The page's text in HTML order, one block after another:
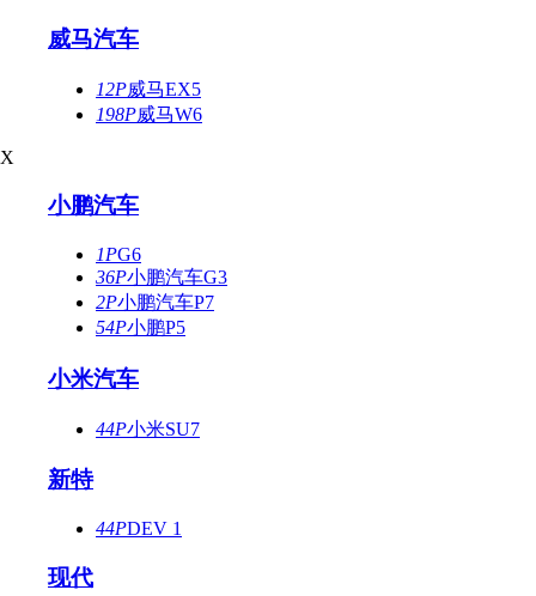
威马汽车
12P威马EX5
198P威马W6
X
小鹏汽车
1PG6
36P小鹏汽车G3
2P小鹏汽车P7
54P小鹏P5
小米汽车
44P小米SU7
新特
44PDEV 1
现代